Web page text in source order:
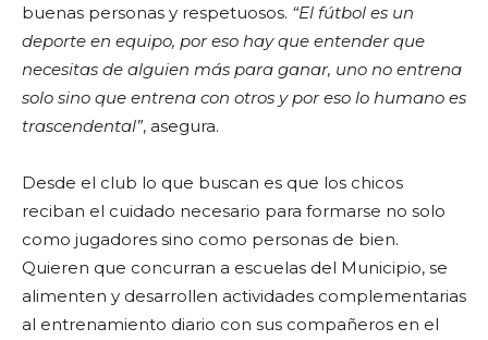
buenas personas y respetuosos. “El fútbol es un
deporte en equipo, por eso hay que entender que
necesitas de alguien más para ganar, uno no entrena
solo sino que entrena con otros y por eso lo humano es
trascendental”, asegura.
Desde el club lo que buscan es que los chicos
reciban el cuidado necesario para formarse no solo
como jugadores sino como personas de bien.
Quieren que concurran a escuelas del Municipio, se
alimenten y desarrollen actividades complementarias
al entrenamiento diario con sus compañeros en el